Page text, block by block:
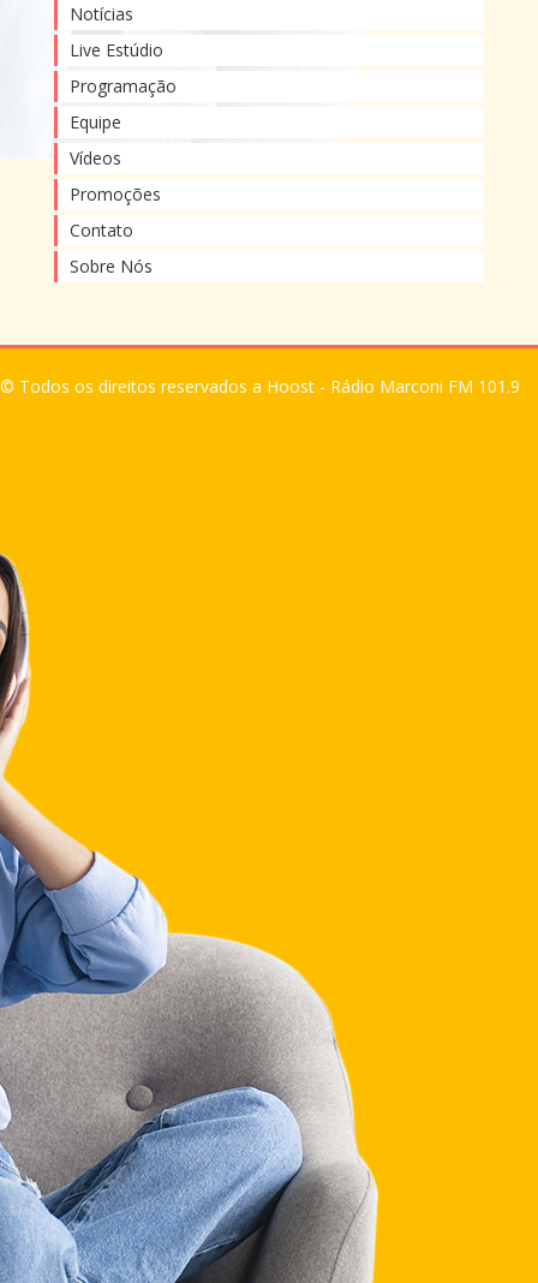
Notícias
Live Estúdio
Programação
Equipe
Vídeos
Promoções
Contato
Sobre Nós
© Todos os direitos reservados a Hoost - Rádio Marconi FM 101.9